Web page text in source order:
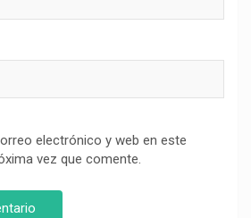
electrónico y web en este
vez que comente.